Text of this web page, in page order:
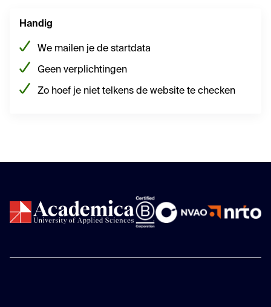
Handig
We mailen je de startdata
Geen verplichtingen
Zo hoef je niet telkens de website te checken